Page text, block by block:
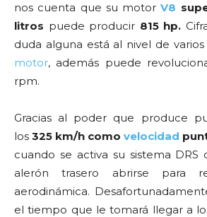
nos cuenta que su motorV8
litros puede producir 815 hp.
duda alguna está al nivel de
motor, además puede
rpm.
Gracias al poder que produce
los 325 km/h como velocidad
cuando se activa su sistema
alerón trasero abrirse para
aerodinámica.
el tiempo que le tomará llegar a